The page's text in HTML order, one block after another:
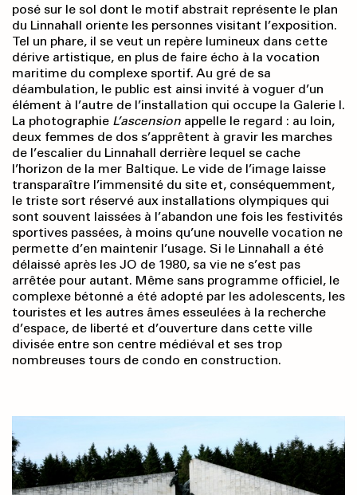
posé sur le sol dont le motif abstrait représente le plan
du Linnahall oriente les personnes visitant l’exposition.
Tel un phare, il se veut un repère lumineux dans cette
dérive artistique, en plus de faire écho à la vocation
maritime du complexe sportif. Au gré de sa
déambulation, le public est ainsi invité à voguer d’un
élément à l’autre de l’installation qui occupe la Galerie I.
La photographie L’ascension appelle le regard : au loin,
deux femmes de dos s’apprêtent à gravir les marches
de l’escalier du Linnahall derrière lequel se cache
l’horizon de la mer Baltique. Le vide de l’image laisse
transparaître l’immensité du site et, conséquemment,
le triste sort réservé aux installations olympiques qui
sont souvent laissées à l’abandon une fois les festivités
sportives passées, à moins qu’une nouvelle vocation ne
permette d’en maintenir l’usage. Si le Linnahall a été
délaissé après les JO de 1980, sa vie ne s’est pas
arrêtée pour autant. Même sans programme officiel, le
complexe bétonné a été adopté par les adolescents, les
touristes et les autres âmes esseulées à la recherche
d’espace, de liberté et d’ouverture dans cette ville
divisée entre son centre médiéval et ses trop
nombreuses tours de condo en construction.